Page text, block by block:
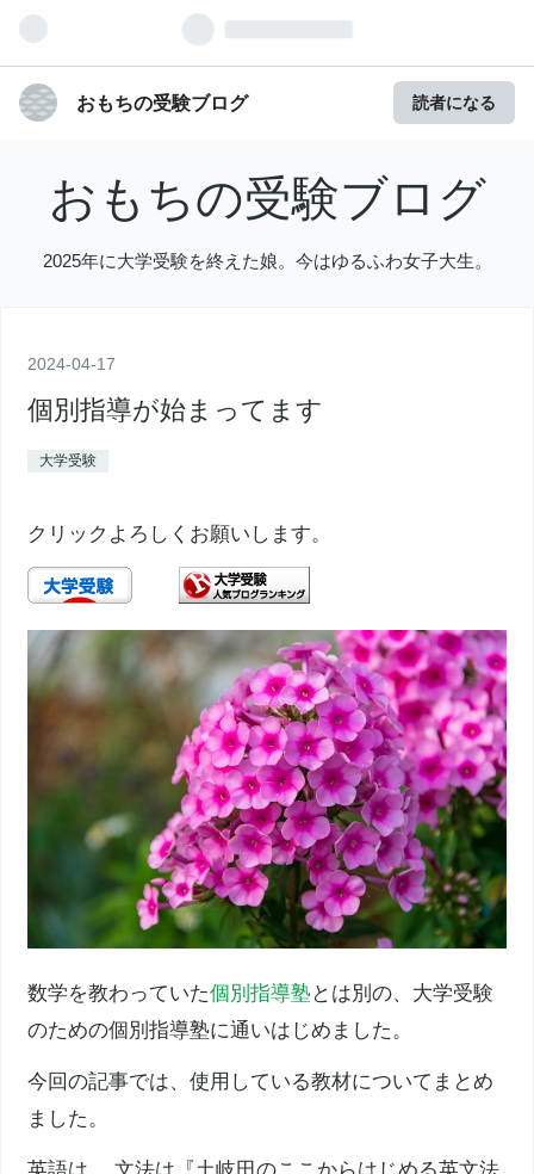
おもちの受験ブログ 読者になる
おもちの受験ブログ
2025年に大学受験を終えた娘。今はゆるふわ女子大生。
2024-04-17
個別指導が始まってます
大学受験
クリックよろしくお願いします。
数学を教わっていた個別指導塾とは別の、大学受験
のための個別指導塾に通いはじめました。
今回の記事では、使用している教材についてまとめ
ました。
英語は、 文法は『土岐田のここからはじめる英文法